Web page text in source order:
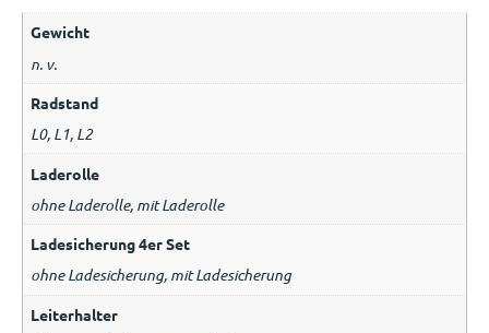
Gewicht
n. v.
Radstand
L0, L1, L2
Laderolle
ohne Laderolle, mit Laderolle
Ladesicherung 4er Set
ohne Ladesicherung, mit Ladesicherung
Leiterhalter